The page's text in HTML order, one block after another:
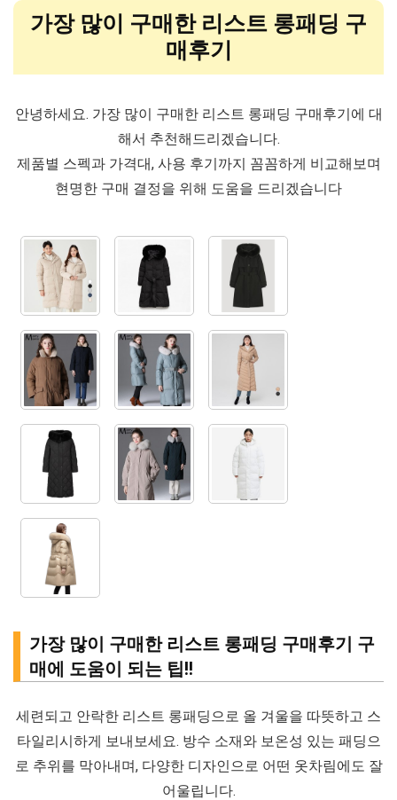
가장 많이 구매한 리스트 롱패딩 구
매후기
안녕하세요. 가장 많이 구매한 리스트 롱패딩 구매후기에 대
해서 추천해드리겠습니다.
제품별 스펙과 가격대, 사용 후기까지 꼼꼼하게 비교해보며
현명한 구매 결정을 위해 도움을 드리겠습니다
가장 많이 구매한 리스트 롱패딩 구매후기 구
매에 도움이 되는 팁!!
세련되고 안락한 리스트 롱패딩으로 올 겨울을 따뜻하고 스
타일리시하게 보내보세요. 방수 소재와 보온성 있는 패딩으
로 추위를 막아내며, 다양한 디자인으로 어떤 옷차림에도 잘
어울립니다.